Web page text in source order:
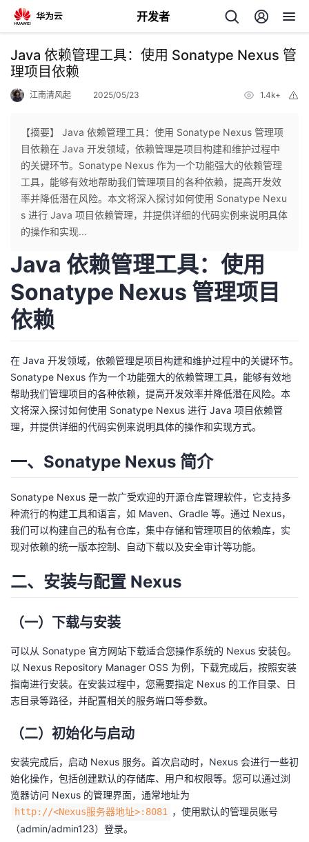
开发者
返
回
个
人
主
页
我
的
开
发
者
我
的
博
客
我
的
论
坛
我
的
圈
子
我
的
直
我
的
我
发
者
学
堂
我
的
我
的
Programs
我
的
支
持
我
的
技
我
的
Java 依赖管理工具：使用 Sonatype Nexus 管
理项目依赖
江南清风起 2025/05/23 1.4k+
【摘要】 Java 依赖管理工具：使用 Sonatype Nexus 管理项
目依赖在 Java 开发领域，依赖管理是项目构建和维护过程中
的关键环节。Sonatype Nexus 作为一个功能强大的依赖管理
工具，能够有效地帮助我们管理项目的各种依赖，提高开发效
率并降低潜在风险。本文将深入探讨如何使用 Sonatype Nexu
s 进行 Java 项目依赖管理，并提供详细的代码实例来说明具体
的操作和实现...
Java 依赖管理工具：使用
Sonatype Nexus 管理项目
依赖
在 Java 开发领域，依赖管理是项目构建和维护过程中的关键环节。
Sonatype Nexus 作为一个功能强大的依赖管理工具，能够有效地
帮助我们管理项目的各种依赖，提高开发效率并降低潜在风险。本
文将深入探讨如何使用 Sonatype Nexus 进行 Java 项目依赖管
理，并提供详细的代码实例来说明具体的操作和实现方式。
一、Sonatype Nexus 简介
Sonatype Nexus 是一款广受欢迎的开源仓库管理软件，它支持多
种流行的构建工具和语言，如 Maven、Gradle 等。通过 Nexus，
我们可以构建自己的私有仓库，集中存储和管理项目的依赖库，实
现对依赖的统一版本控制、自动下载以及安全审计等功能。
二、安装与配置 Nexus
（一）下载与安装
可以从 Sonatype 官方网站下载适合您操作系统的 Nexus 安装包。
以 Nexus Repository Manager OSS 为例，下载完成后，按照安装
指南进行安装。在安装过程中，您需要指定 Nexus 的工作目录、日
志目录等路径，并配置相关的服务端口等参数。
（二）初始化与启动
安装完成后，启动 Nexus 服务。首次启动时，Nexus 会进行一些初
始化操作，包括创建默认的存储库、用户和权限等。您可以通过浏
览器访问 Nexus 的管理界面，通常地址为
http://<Nexus服务器地址>:8081
，使用默认的管理员账号
（admin/admin123）登录。